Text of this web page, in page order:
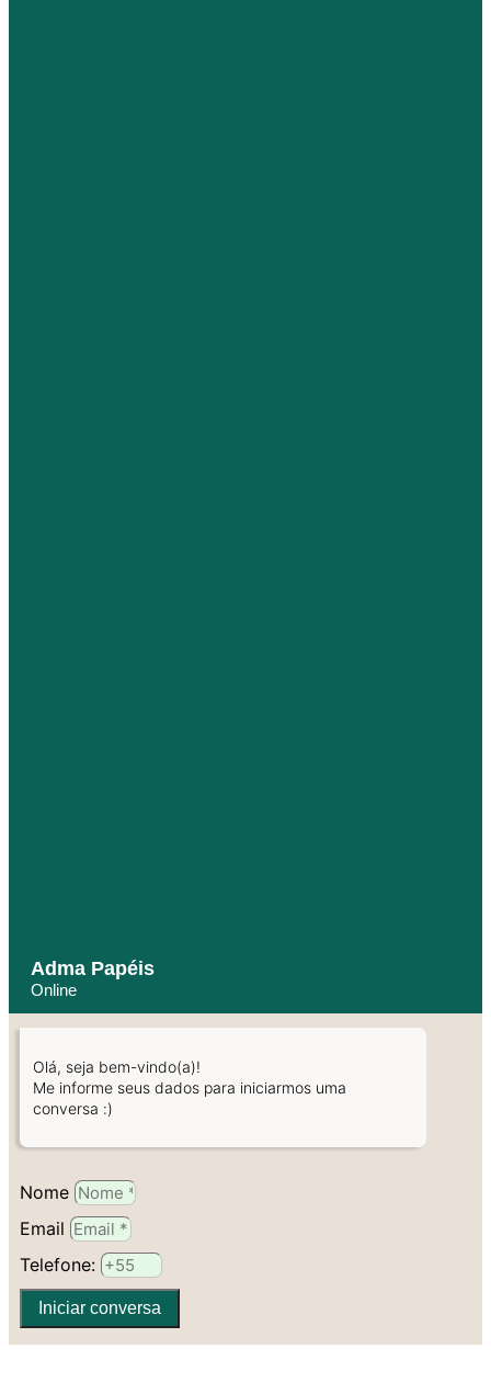
Adma Papéis
Online
Olá, seja bem-vindo(a)!
Me informe seus dados para iniciarmos uma
conversa :)
Nome
Email
Telefone:
Iniciar conversa